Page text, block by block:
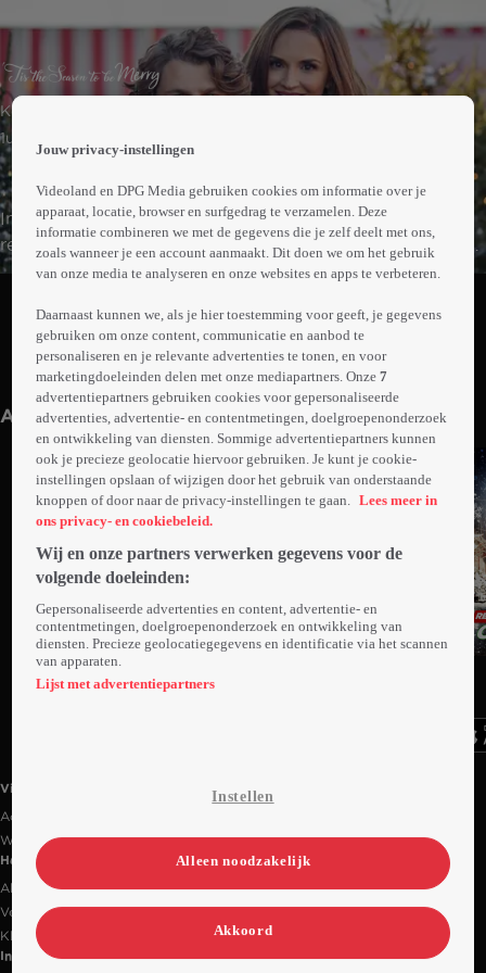
Komedie
1uur21min
Influencer en schrijfster Merry schrijft boeken over
relaties en werkt aan een nieuw boek. Om inspiratie op
te doen, reist ze rond de kerstdagen af naar Vermont.
tegen het lijf. Dit zorgt voor nieuwe invalshoeken voor
haar boek.
Abonneren op Videoland
Meer
info
Anderen kijken ook
Ga
naar
Videoland
Actiecode
Werken bij RTL
Handige links
Alle films & series
Veelgestelde vragen
Klantenservice
Informatie
Jouw privacy-instellingen
Videoland en DPG Media gebruiken cookies om informatie over je
apparaat, locatie, browser en surfgedrag te verzamelen. Deze
informatie combineren we met de gegevens die je zelf deelt met ons,
zoals wanneer je een account aanmaakt. Dit doen we om het gebruik
van onze media te analyseren en onze websites en apps te verbeteren.
Daarnaast kunnen we, als je hier toestemming voor geeft, je gegevens
gebruiken om onze content, communicatie en aanbod te
personaliseren en je relevante advertenties te tonen, en voor
marketingdoeleinden delen met onze mediapartners. Onze7
advertentiepartners gebruiken cookies voor gepersonaliseerde
advertenties, advertentie- en contentmetingen, doelgroepenonderzoek
en ontwikkeling van diensten. Sommige advertentiepartners kunnen
ook je precieze geolocatie hiervoor gebruiken. Je kunt je cookie-
instellingen opslaan of wijzigen door het gebruik van onderstaande
knoppen of door naar de privacy-instellingen te gaan.
Lees meer in
ons privacy- en cookiebeleid.
Wij en onze partners verwerken gegevens voor de
volgende doeleinden:
Gepersonaliseerde advertenties en content, advertentie- en
contentmetingen, doelgroepenonderzoek en ontwikkeling van
diensten. Precieze geolocatiegegevens en identificatie via het scannen
van apparaten.
Lijst met advertentiepartners
Instellen
Alleen noodzakelijk
Akkoord